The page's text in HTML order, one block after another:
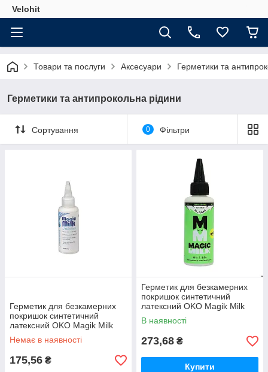
Velohit
Товари та послуги Аксесуари Герметики та
Герметики та антипрокольна рідини
Сортування 0 Фільтри
Герметик для безкамерних
покришок синтетичний
латексний OKO Magik Milk
Tubeless 65 мл
Немає в наявності
175,56 ₴
Герметик для безкамерних
покришок синтетичний
латексний OKO Magik Milk
Tubeless PRO 65 мл без
аміаку, гіпоалерг., сумісний з
В наявності
273,68 ₴
Купити